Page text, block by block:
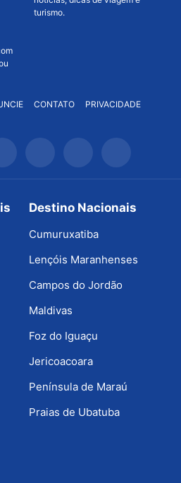
turismo.
CONTATO PRIVACIDADE
Destino Nacionais
Cumuruxatiba
Lençóis Maranhenses
Campos do Jordão
Maldivas
Foz do Iguaçu
Jericoacoara
Península de Maraú
Praias de Ubatuba